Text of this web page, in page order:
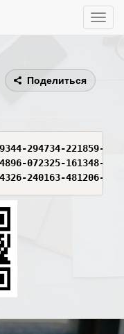
Toggle
Поделиться
294734-221859-
072325-161348-
240163-481206-